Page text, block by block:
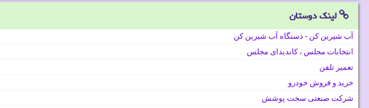
لینک دوستان
آب شیرین کن - دستگاه آب شیرین کن
انتخابات مجلس ، کاندیدای مجلس
تعمیر تلفن
خرید و فروش خودرو
شرکت صنعتی سخت پوشش